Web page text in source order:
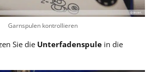
Garnspulen kontrollieren
Sie die Unterfadenspule in die